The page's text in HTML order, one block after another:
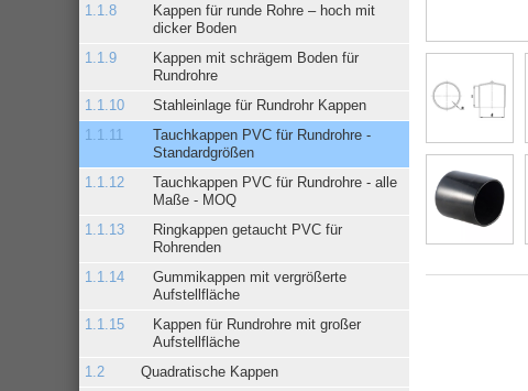
Kappen für runde Rohre – hoch mit
dicker Boden
Kappen mit schrägem Boden für
Rundrohre
Stahleinlage für Rundrohr Kappen
Tauchkappen PVC für Rundrohre -
Standardgrößen
Tauchkappen PVC für Rundrohre - alle
Maße - MOQ
Ringkappen getaucht PVC für
Rohrenden
Gummikappen mit vergrößerte
Aufstellfläche
Kappen für Rundrohre mit großer
Aufstellfläche
Quadratische Kappen